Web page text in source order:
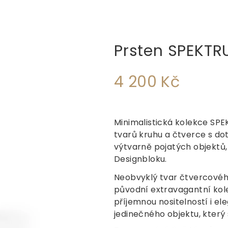
Prsten
4 200 Kč
cena:
Minimalistická kolekce
tvarů kruhu a čtverce s
výtvarně pojatých
Designbloku.
Neobvyklý tvar
původní extravagantní
příjemnou nositelností i
jedinečného objektu,